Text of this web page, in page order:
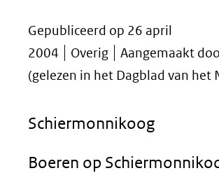
Gepubliceerd op 26 april
2004
Overig
Aangemaakt
(gelezen in het Dagblad van het
Schiermonnikoog
Boeren op